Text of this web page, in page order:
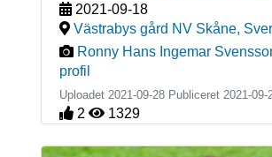
2021-09-18
Västrabys gård NV Skåne,
Ronny Hans Ingemar
profil
Uploadet 2021-09-28 Publiceret 2021-09-
2 1329